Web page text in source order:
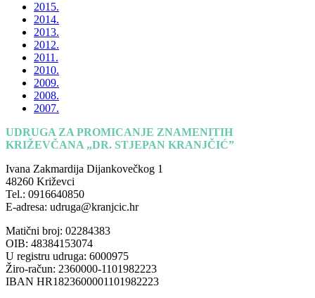
2015.
2014.
2013.
2012.
2011.
2010.
2009.
2008.
2007.
UDRUGA ZA PROMICANJE ZNAMENITIH
KRIŽEVČANA „DR. STJEPAN KRANJČIĆ”
Ivana Zakmardija Dijankovečkog 1
48260 Križevci
Tel.: 0916640850
E-adresa: udruga@kranjcic.hr
Matični broj: 02284383
OIB: 48384153074
U registru udruga: 6000975
Žiro-račun: 2360000-1101982223
IBAN HR1823600001101982223